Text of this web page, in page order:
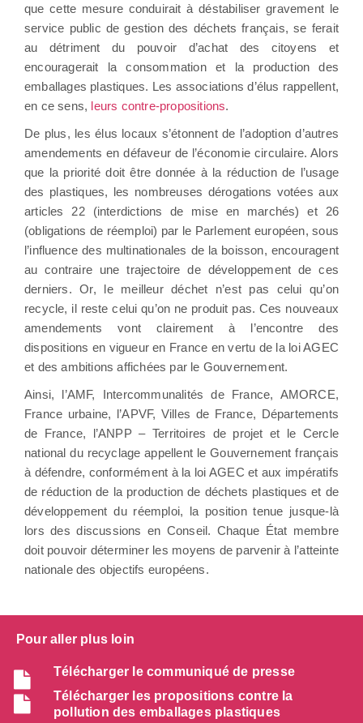
que cette mesure conduirait à déstabiliser gravement le
service public de gestion des déchets français, se ferait
au détriment du pouvoir d’achat des citoyens et
encouragerait la consommation et la production des
emballages plastiques. Les associations d’élus rappellent,
en ce sens, leurs contre-propositions.
De plus, les élus locaux s’étonnent de l’adoption d’autres
amendements en défaveur de l’économie circulaire. Alors
que la priorité doit être donnée à la réduction de l’usage
des plastiques, les nombreuses dérogations votées aux
articles 22 (interdictions de mise en marchés) et 26
(obligations de réemploi) par le Parlement européen, sous
l’influence des multinationales de la boisson, encouragent
au contraire une trajectoire de développement de ces
derniers. Or, le meilleur déchet n’est pas celui qu’on
recycle, il reste celui qu’on ne produit pas. Ces nouveaux
amendements vont clairement à l’encontre des
dispositions en vigueur en France en vertu de la loi AGEC
et des ambitions affichées par le Gouvernement.
Ainsi, l’AMF, Intercommunalités de France, AMORCE,
France urbaine, l’APVF, Villes de France, Départements
de France, l’ANPP – Territoires de projet et le Cercle
national du recyclage appellent le Gouvernement français
à défendre, conformément à la loi AGEC et aux impératifs
de réduction de la production de déchets plastiques et de
développement du réemploi, la position tenue jusque-là
lors des discussions en Conseil. Chaque État membre
doit pouvoir déterminer les moyens de parvenir à l’atteinte
nationale des objectifs européens.
Pour aller plus loin
Télécharger le communiqué de presse
Télécharger les propositions contre la
pollution des emballages plastiques